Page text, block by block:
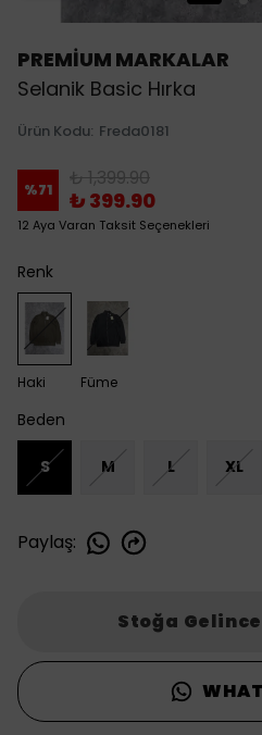
PREMİUM MARKALAR
Selanik Basic Hırka
Ürün Kodu: Freda0181
%71 ₺ 1,399.90
₺ 399.90
12 Aya Varan Taksit Seçenekleri
Renk
Haki Füme
Beden
S M L XL
Paylaş:
Stoğa